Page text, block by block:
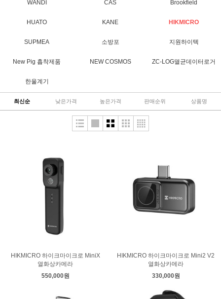
WANDI CAS Brookfield
HUATO KANE HIKMICRO
SUPMEA 소방포 지원하이텍
New Pig 흡착제품 NEW COSMOS ZC-LOG멸균데이터로거
한울계기
최신순 낮은가격 높은가격 판매순위 상품명
HIKMICRO 하이크마이크로 MiniX
열화상카메라
550,000원
HIKMICRO 하이크마이크로 Mini2 V2
열화상카메라
330,000원